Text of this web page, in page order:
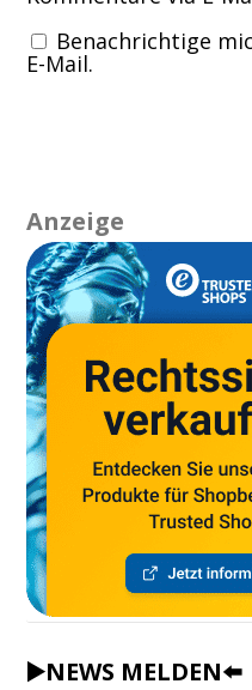
Benachrichtige
E-Mail.
Anzeige
▶️NEWS MELDEN⬅️